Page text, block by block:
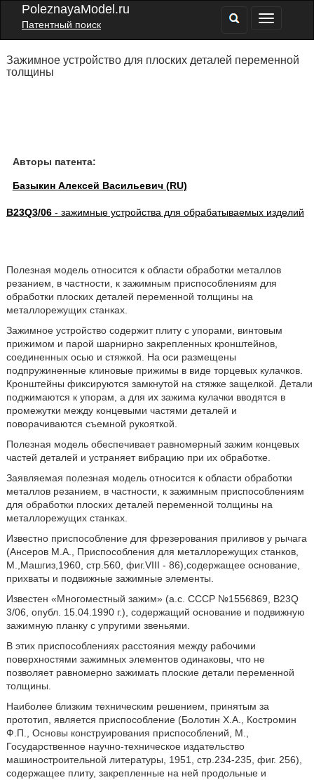
PoleznayaModel.ru
Патентный поиск
Зажимное устройство для плоских деталей переменной
толщины
Авторы патента:
Базыкин Алексей Васильевич (RU)
B23Q3/06- зажимные устройства для обрабатываемых изделий
Полезная модель относится к области обработки металлов
резанием, в частности, к зажимным приспособлениям для
обработки плоских деталей переменной толщины на
металлорежущих станках.
Зажимное устройство содержит плиту с упорами, винтовым
прижимом и парой шарнирно закрепленных кронштейнов,
соединенных осью и стяжкой. На оси размещены
подпружиненные клиновые прижимы в виде торцевых кулачков.
Кронштейны фиксируются замкнутой на стяжке защелкой. Детали
поджимаются к упорам, а для их зажима кулачки вводятся в
промежутки между концевыми частями деталей и
поворачиваются съемной рукояткой.
Полезная модель обеспечивает равномерный зажим концевых
частей деталей и устраняет вибрацию при их обработке.
Заявляемая полезная модель относится к области обработки
металлов резанием, в частности, к зажимным приспособлениям
для обработки плоских деталей переменной толщины на
металлорежущих станках.
Известно приспособление для фрезерования приливов у рычага
(Ансеров М.А., Приспособления для металлорежущих станков,
М.,Машгиз,1960, стр.560, фиг.VIII - 86),содержащее основание,
прихваты и подвижные зажимные элементы.
Известен «Многоместный зажим» (а.с. СССР №1556869, В23Q
3/06, опубл. 15.04.1990 г.), содержащий основание и подвижную
зажимную планку с упругими звеньями.
В этих приспособлениях расстояния между рабочими
поверхностями зажимных элементов одинаковы, что не
позволяет равномерно зажимать плоские детали переменной
толщины.
Наиболее близким техническим решением, принятым за
прототип, является приспособление (Болотин Х.А., Костромин
Ф.П., Основы конструирования приспособлений, М.,
Государственное научно-техническое издательство
машиностроительной литературы, 1951, стр.234-235, фиг. 256),
содержащее плиту, закрепленные на ней продольные и